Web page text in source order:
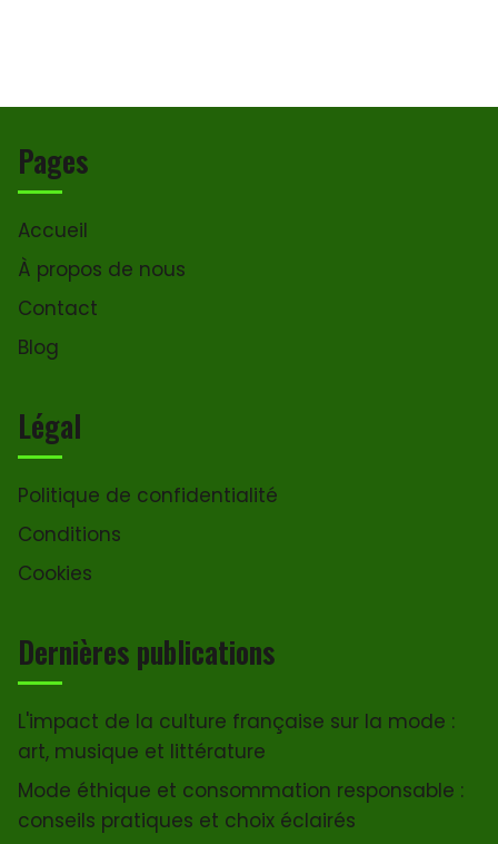
Pages
Accueil
À propos de nous
Contact
Blog
Légal
Politique de confidentialité
Conditions
Cookies
Dernières publications
L'impact de la culture française sur la mode :
art, musique et littérature
Mode éthique et consommation responsable :
conseils pratiques et choix éclairés